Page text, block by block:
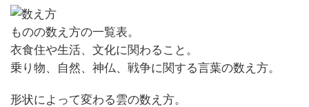
ものの数え方の一覧表。
衣食住や生活、文化に関わること。
乗り物、自然、神仏、戦争に関する言葉の数え方。
形状によって変わる雲の数え方。